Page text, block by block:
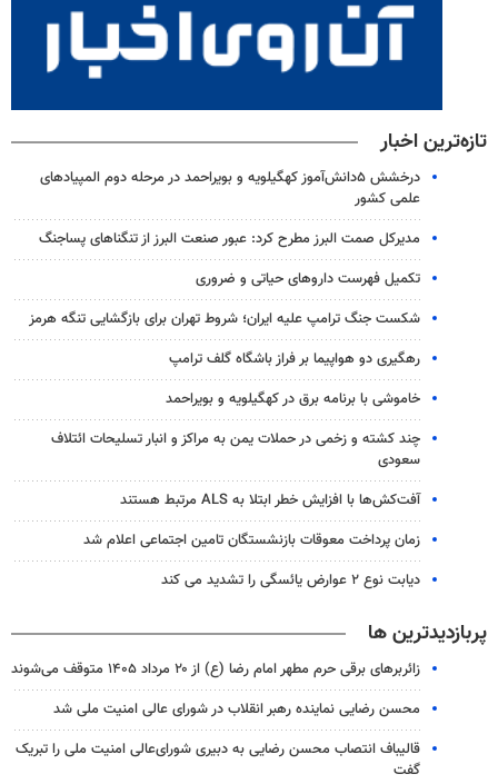
تازه‌ترین اخبار
درخشش ۵دانش‌آموز کهگیلویه و بویراحمد در مرحله دوم المپیادهای
علمی کشور
مدیرکل صمت البرز مطرح کرد: عبور صنعت البرز از تنگناهای پساجنگ
تکمیل فهرست داروهای حیاتی و ضروری
شکست جنگ ترامپ علیه ایران؛ شروط تهران برای بازگشایی تنگه هرمز
رهگیری دو هواپیما بر فراز باشگاه گلف ترامپ
خاموشی با برنامه برق در کهگیلویه و بویراحمد
چند کشته و زخمی در حملات یمن به مراکز و انبار تسلیحات ائتلاف
سعودی
آفت‌کش‌ها با افزایش خطر ابتلا به ALS مرتبط هستند
زمان پرداخت معوقات بازنشستگان تامین اجتماعی اعلام شد
دیابت نوع ۲ عوارض یائسگی را تشدید می کند
پربازدیدترین ها
زائربرهای برقی حرم مطهر امام رضا (ع) از ۲۰ مرداد ۱۴۰۵ متوقف می‌شوند
محسن رضایی نماینده رهبر انقلاب در شورای عالی امنیت ملی شد
قالیباف انتصاب محسن رضایی به دبیری شورای‌عالی امنیت ملی را تبریک
گفت